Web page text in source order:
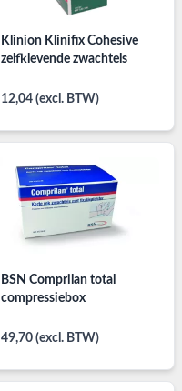
Klinion Klinifix Cohesive
zelfklevende zwachtels
12,04 (excl. BTW)
BSN Comprilan total
compressiebox
49,70 (excl. BTW)